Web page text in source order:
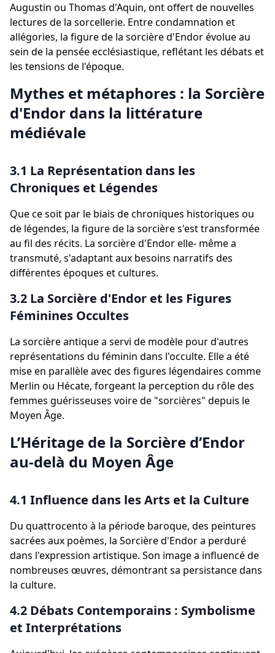
Augustin ou Thomas d'Aquin, ont offert de nouvelles
lectures de la sorcellerie. Entre condamnation et
allégories, la figure de la sorcière d'Endor évolue au
sein de la pensée ecclésiastique, reflétant les débats et
les tensions de l'époque.
Mythes et métaphores : la Sorcière
d'Endor dans la littérature
médiévale
3.1 La Représentation dans les
Chroniques et Légendes
Que ce soit par le biais de chroniques historiques ou
de légendes, la figure de la sorcière s'est transformée
au fil des récits. La sorcière d'Endor elle- même a
transmuté, s'adaptant aux besoins narratifs des
différentes époques et cultures.
3.2 La Sorcière d'Endor et les Figures
Féminines Occultes
La sorcière antique a servi de modèle pour d'autres
représentations du féminin dans l'occulte. Elle a été
mise en parallèle avec des figures légendaires comme
Merlin ou Hécate, forgeant la perception du rôle des
femmes guérisseuses voire de "sorcières" depuis le
Moyen Âge.
L’Héritage de la Sorcière d’Endor
au-delà du Moyen Âge
4.1 Influence dans les Arts et la Culture
Du quattrocento à la période baroque, des peintures
sacrées aux poèmes, la Sorcière d'Endor a perduré
dans l'expression artistique. Son image a influencé de
nombreuses œuvres, démontrant sa persistance dans
la culture.
4.2 Débats Contemporains : Symbolisme
et Interprétations